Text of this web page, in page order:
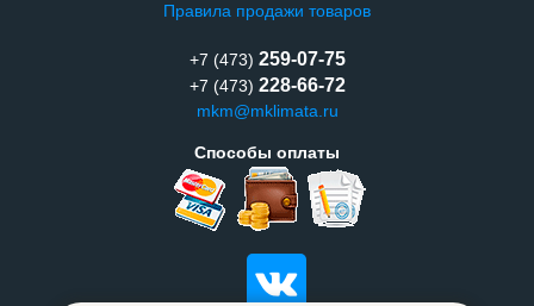
Правила продажи товаров
+7 (473) 259-07-75
+7 (473) 228-66-72
mkm@mklimata.ru
Способы оплаты